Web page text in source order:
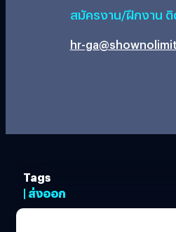
สมัครงาน/ฝึกงาน
hr-
Tags
| ส่งออก